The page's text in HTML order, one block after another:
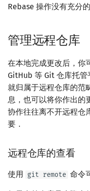
Rebase 操作没有充分
管理远程仓库
在本地完成更改后，你
GitHub 等 Git 仓库托
就归属于远程仓库的
息，也可以将你作出的
协作往往离不开远程仓
要．
远程仓库的查看
使用 git remote 命令